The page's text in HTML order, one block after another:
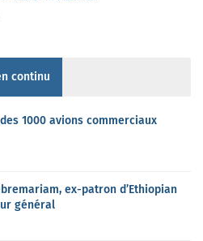
continu
1000 avions commerciaux
ex-patron d’Ethiopian
général